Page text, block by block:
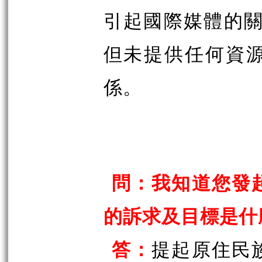
引起國際媒體的
但未提供任何資
係。
問：我知道您發
的訴求及目標是
答：提起原住民